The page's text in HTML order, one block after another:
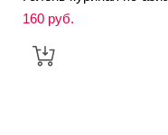
160 pуб.